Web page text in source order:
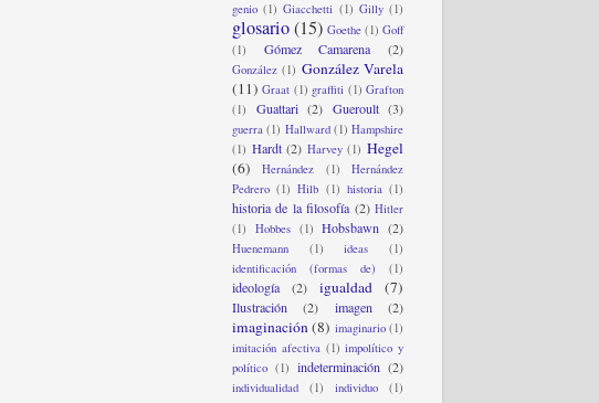
genio (1) Giacchetti (1) Gilly (1)
glosario(15) Goethe (1) Goff
(1)
Gómez Camarena (2)
González (1) González Varela
(11) Graat (1) graffiti (1) Grafton
(1)
Guattari (2) Gueroult (3)
guerra (1) Hallward (1) Hampshire
(1) Hardt (2) Harvey (1) Hegel
(6)
Hernández (1)
Hernández
Pedrero (1) Hilb (1) historia (1)
historia de la filosofía (2) Hitler
(1)
Hobbes (1) Hobsbawn (2)
Huenemann (1) ideas
(1)
identificación (formas de)
(1)
ideología (2) igualdad (7)
Ilustración (2) imagen (2)
imaginación(8) imaginario (1)
imitación afectiva (1) impolítico y
político (1) indeterminación (2)
individualidad (1) individuo
(1)